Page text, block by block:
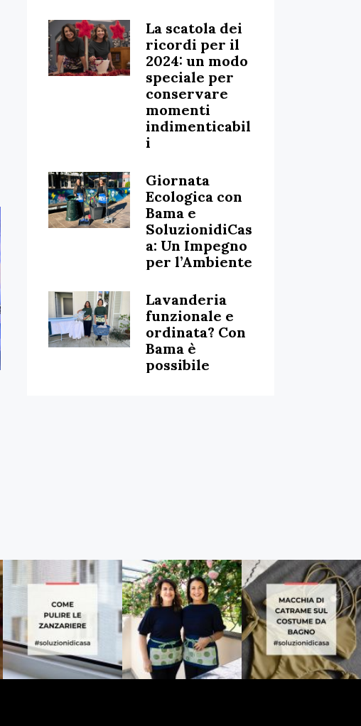
La scatola dei
ricordi per il
2024: un modo
speciale per
conservare
momenti
indimenticabil
i
Giornata
Ecologica con
Bama e
SoluzionidiCas
a: Un Impegno
per l’Ambiente
Lavanderia
funzionale e
ordinata? Con
Bama è
possibile